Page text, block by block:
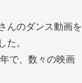
んのダンス動画を
た。
で、数々の映画